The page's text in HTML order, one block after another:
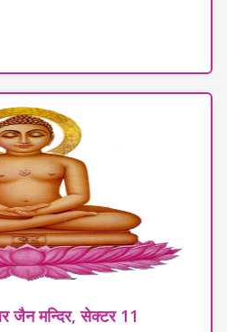
जैन मन्दिर, सेक्टर 11